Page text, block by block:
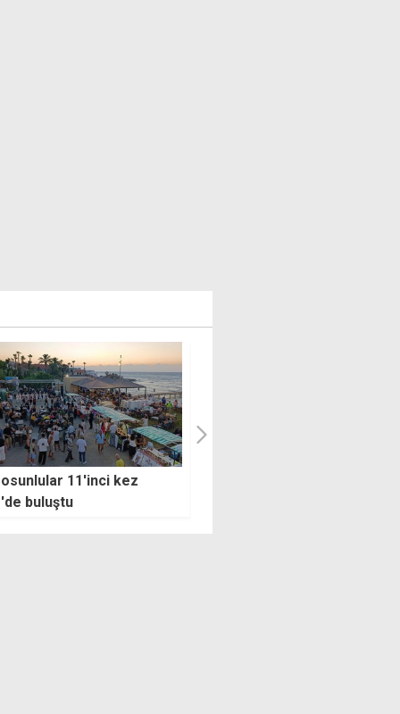
Can Kolukısa
kaybetti